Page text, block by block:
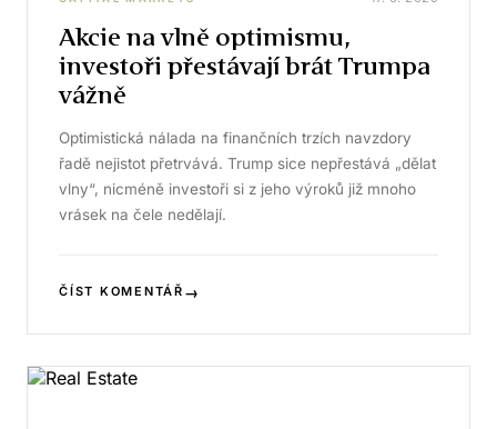
Akcie na vlně optimismu,
investoři přestávají brát Trumpa
vážně
Optimistická nálada na finančních trzích navzdory
řadě nejistot přetrvává. Trump sice nepřestává „dělat
vlny“, nicméně investoři si z jeho výroků již mnoho
vrásek na čele nedělají.
ČÍST KOMENTÁŘ →